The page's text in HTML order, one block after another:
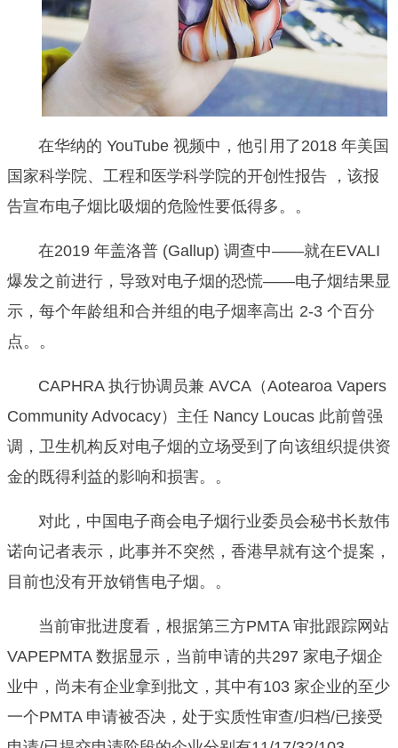
在华纳的 YouTube 视频中，他引用了2018 年美国
国家科学院、工程和医学科学院的开创性报告 ，该报
告宣布电子烟比吸烟的危险性要低得多。。
在2019 年盖洛普 (Gallup) 调查中——就在EVALI
爆发之前进行，导致对电子烟的恐慌——电子烟结果显
示，每个年龄组和合并组的电子烟率高出 2-3 个百分
点。。
CAPHRA 执行协调员兼 AVCA（Aotearoa Vapers
Community Advocacy）主任 Nancy Loucas 此前曾强
调，卫生机构反对电子烟的立场受到了向该组织提供资
金的既得利益的影响和损害。。
对此，中国电子商会电子烟行业委员会秘书长敖伟
诺向记者表示，此事并不突然，香港早就有这个提案，
目前也没有开放销售电子烟。。
当前审批进度看，根据第三方PMTA 审批跟踪网站
VAPEPMTA 数据显示，当前申请的共297 家电子烟企
业中，尚未有企业拿到批文，其中有103 家企业的至少
一个PMTA 申请被否决，处于实质性审查/归档/已接受